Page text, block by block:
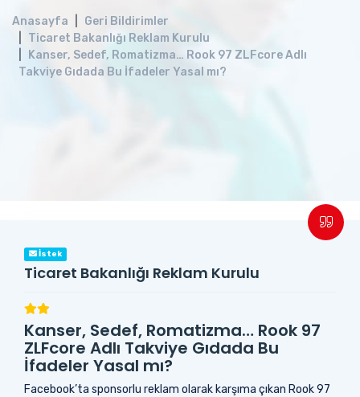
Anasayfa
Geri Bildirimler
Ticaret Bakanlığı Reklam Kurulu
Kanser, Sedef, Romatizma… Rook 97 ZLFcore Adlı
Takviye Gıdada Bu İfadeler Yasal mı?
İstek
Ticaret Bakanlığı Reklam Kurulu
Kanser, Sedef, Romatizma… Rook 97
ZLFcore Adlı Takviye Gıdada Bu
İfadeler Yasal mı?
Facebook’ta sponsorlu reklam olarak karşıma çıkan Rook 97